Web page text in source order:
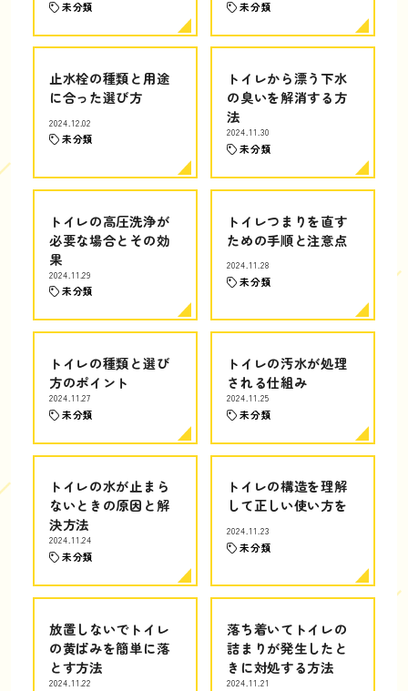
未分類 未分類
止水栓の種類と用途
に合った選び方
2024.12.02
未分類
トイレから漂う下水
の臭いを解消する方
法
2024.11.30
未分類
トイレの高圧洗浄が
必要な場合とその効
果
2024.11.29
未分類
トイレつまりを直す
ための手順と注意点
2024.11.28
未分類
トイレの種類と選び
方のポイント
2024.11.27
未分類
トイレの汚水が処理
される仕組み
2024.11.25
未分類
トイレの水が止まら
ないときの原因と解
決方法
2024.11.24
未分類
トイレの構造を理解
して正しい使い方を
2024.11.23
未分類
放置しないでトイレ
の黄ばみを簡単に落
とす方法
2024.11.22
落ち着いてトイレの
詰まりが発生したと
きに対処する方法
2024.11.21